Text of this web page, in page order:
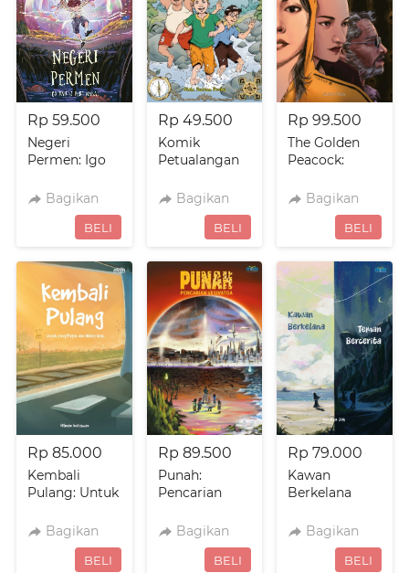
Rp 59.500
Negeri
Permen: Igo
NakalBagikan
`
BELI
Rp 49.500
Komik
Petualangan
Bagikan
`
BELI
Rp 99.500
The Golden
Peacock:
Bagikan
`
BELI
Rp 85.000
Kembali
Pulang: Untuk
dan Hilang
Bagikan
`
BELI
Rp 89.500
Punah:
Pencarian
Bagikan
`
BELI
Rp 79.000
Kawan
Berkelana
Bercerita:
Bagikan
`
BELI